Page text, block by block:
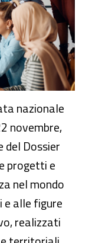
nazionale
novembre,
del Dossier
progetti e
nel mondo
e alle figure
realizzati